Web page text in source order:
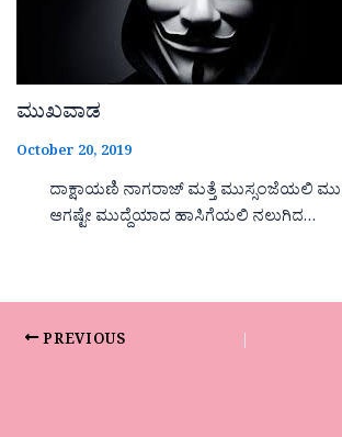
ಮುಖವಾಡ
October 20, 2019
ದಾಕ್ಷಾಯಣಿ ನಾಗರಾಜ್ ಮತ್ತೆ ಮುಸ್ಸಂಜೆಯಲಿ
ಆಗಷ್ಟೇ ಮುದ್ದೆಯಾದ ಹಾಸಿಗೆಯಲಿ ನಲುಗಿದ…
PREVIOUS